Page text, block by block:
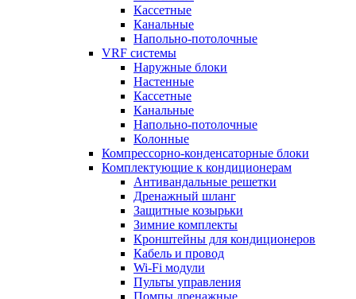
Кассетные
Канальные
Напольно-потолочные
VRF системы
Наружные блоки
Настенные
Кассетные
Канальные
Напольно-потолочные
Колонные
Компрессорно-конденсаторные блоки
Комплектующие к кондиционерам
Антивандальные решетки
Дренажный шланг
Защитные козырьки
Зимние комплекты
Кронштейны для кондиционеров
Кабель и провод
Wi-Fi модули
Пульты управления
Помпы дренажные